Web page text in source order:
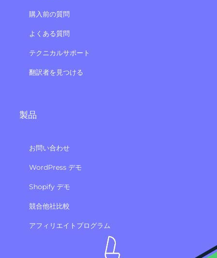
購入前の質問
よくある質問
テクニカルサポート
翻訳者を見つける
製品
お問い合わせ
WordPress デモ
Shopify デモ
競合他社比較
アフィリエイトプログラム